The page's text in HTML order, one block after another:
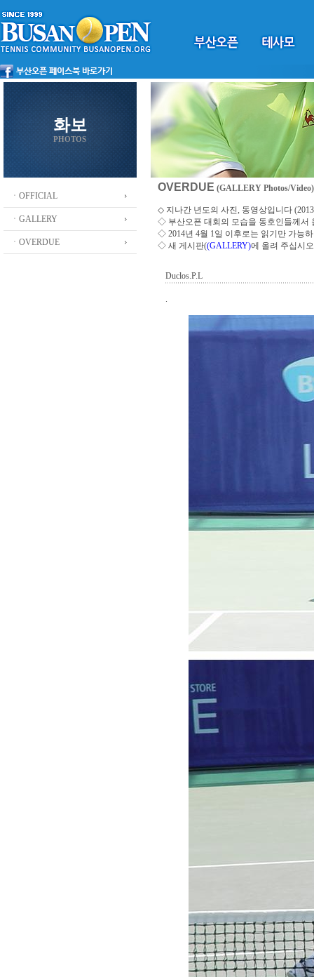
화보
PHOTOS
ㆍOFFICIAL
ㆍGALLERY
ㆍOVERDUE
OVERDUE (GALLERY Photos/Video)
◇ 지나간 년도의 사진, 동영상입니다
◇ 부산오픈 대회의 모습을 동호인들께서
◇ 2014년 4월 1일 이후로는 읽기만 가능
◇ 새 게시판((GALLERY)에 올려 주십시오
Duclos.P.L
.